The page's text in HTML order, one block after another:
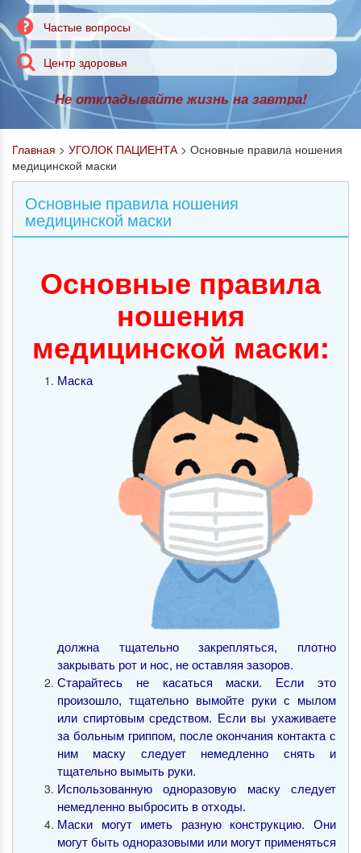
Частые вопросы
Центр здоровья
Не откладывайте жизнь на завтра!
Главная > УГОЛОК ПАЦИЕНТА > Основные правила ношения
медицинской маски
Основные правила ношения
медицинской маски
Основные правила
ношения
медицинской маски:
Маска
должна тщательно закрепляться, плотно
закрывать рот и нос, не оставляя зазоров.
Старайтесь не касаться маски. Если это
произошло, тщательно вымойте руки с мылом
или спиртовым средством. Если вы ухаживаете
за больным гриппом, после окончания контакта с
ним маску следует немедленно снять и
тщательно вымыть руки.
Использованную одноразовую маску следует
немедленно выбросить в отходы.
Маски могут иметь разную конструкцию. Они
могут быть одноразовыми или могут применяться